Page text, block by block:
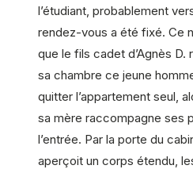
l’étudiant, probablement
rendez-vous a été fixé. Ce
que le fils cadet d’Agnès D.
sa chambre ce jeune
quitter l’appartement seul,
sa mère raccompagne ses
l’entrée. Par la porte du
aperçoit un corps étendu,